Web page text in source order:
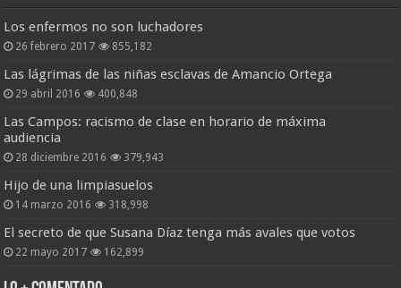
Los enfermos no son luchadores
26 febrero 2017 855,182
Las lágrimas de las niñas esclavas de Amancio Ortega
29 abril 2016 400,848
Las Campos: racismo de clase en horario de máxima
audiencia
28 diciembre 2016 379,943
Hijo de una limpiasuelos
14 marzo 2016 318,998
El secreto de que Susana Díaz tenga más avales que votos
22 mayo 2017 162,899